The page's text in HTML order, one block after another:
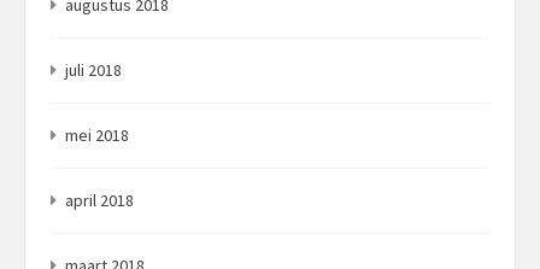
augustus 2018
juli 2018
mei 2018
april 2018